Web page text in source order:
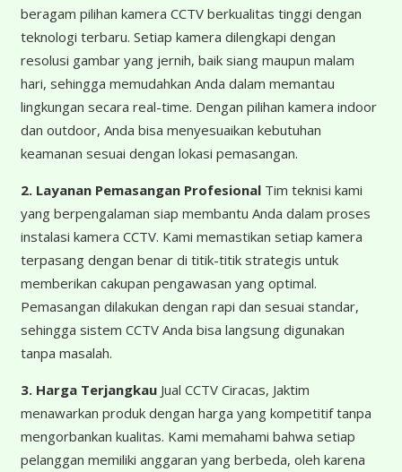
beragam pilihan kamera CCTV berkualitas tinggi dengan
teknologi terbaru. Setiap kamera dilengkapi dengan
resolusi gambar yang jernih, baik siang maupun malam
hari, sehingga memudahkan Anda dalam memantau
lingkungan secara real-time. Dengan pilihan kamera indoor
dan outdoor, Anda bisa menyesuaikan kebutuhan
keamanan sesuai dengan lokasi pemasangan.
2. Layanan Pemasangan ProfesionalTim teknisi kami
yang berpengalaman siap membantu Anda dalam proses
instalasi kamera CCTV. Kami memastikan setiap kamera
terpasang dengan benar di titik-titik strategis untuk
memberikan cakupan pengawasan yang optimal.
Pemasangan dilakukan dengan rapi dan sesuai standar,
sehingga sistem CCTV Anda bisa langsung digunakan
tanpa masalah.
3. Harga TerjangkauJual CCTV Ciracas, Jaktim
menawarkan produk dengan harga yang kompetitif tanpa
mengorbankan kualitas. Kami memahami bahwa setiap
pelanggan memiliki anggaran yang berbeda, oleh karena